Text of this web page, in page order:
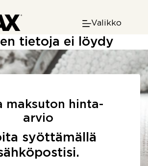
Valikko
tietoja ei löydy
maksuton hinta-
arvio
syöttämällä